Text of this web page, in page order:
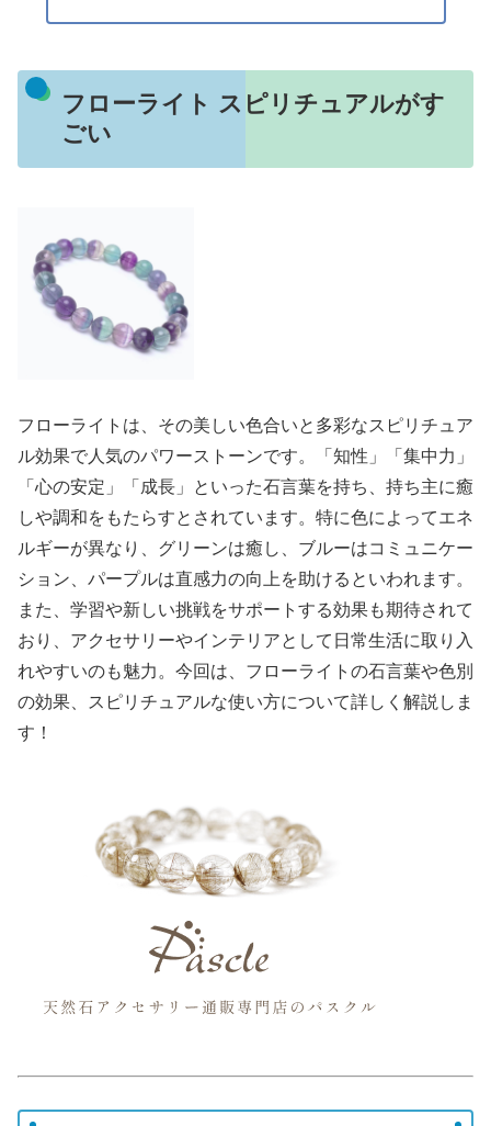
フローライト スピリチュアルがす
ごい
フローライトは、その美しい色合いと多彩なスピリチュア
ル効果で人気のパワーストーンです。「知性」「集中力」
「心の安定」「成長」といった石言葉を持ち、持ち主に癒
しや調和をもたらすとされています。特に色によってエネ
ルギーが異なり、グリーンは癒し、ブルーはコミュニケー
ション、パープルは直感力の向上を助けるといわれます。
また、学習や新しい挑戦をサポートする効果も期待されて
おり、アクセサリーやインテリアとして日常生活に取り入
れやすいのも魅力。今回は、フローライトの石言葉や色別
の効果、スピリチュアルな使い方について詳しく解説しま
す！